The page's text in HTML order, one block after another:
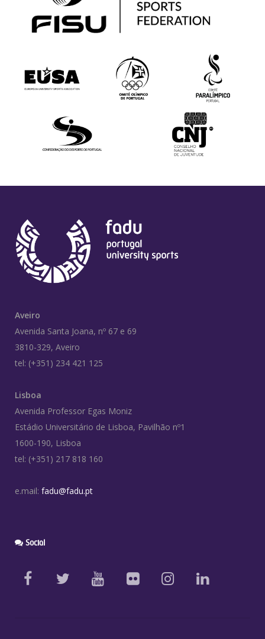
Aveiro
Avenida Santa Joana, nº 67 e 69
3810-329, Aveiro
tel: (+351) 234 421 125
Lisboa
Avenida Professor Egas Moniz
Estádio Universitário de Lisboa, Pavilhão nº1
1600-190, Lisboa
tel: (+351) 217 818 160
e.mail: fadu@fadu.pt
Social